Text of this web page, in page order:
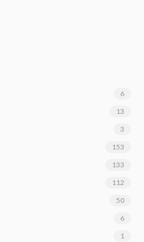
6
13
3
153
133
112
50
6
1